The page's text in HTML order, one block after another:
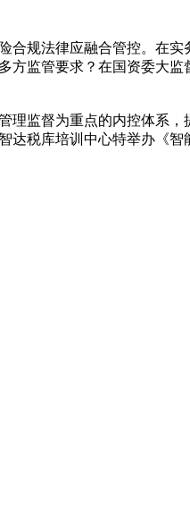
规法律应融合管控。在实
监管要求？在国资委大监
监督为重点的内控体系，
税库培训中心特举办《